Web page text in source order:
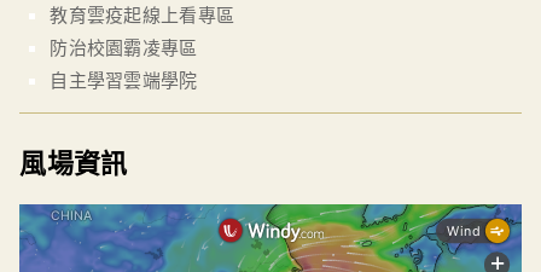
教育雲疫起線上看專區
防治校園霸凌專區
自主學習雲端學院
風場資訊